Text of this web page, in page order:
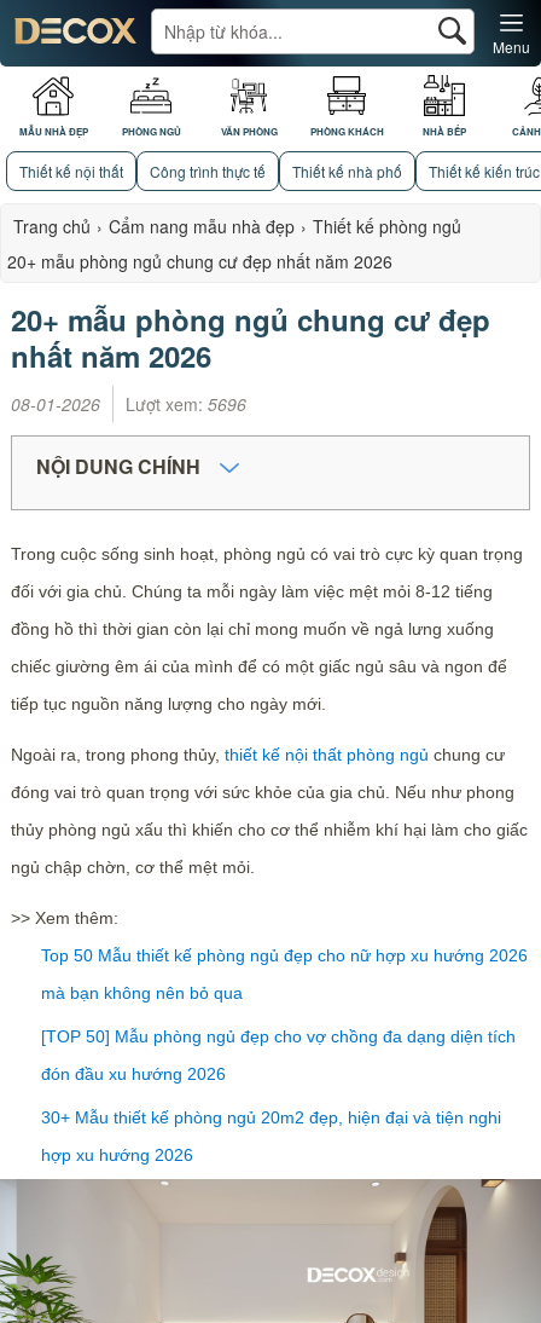
MẪU NHÀ ĐẸP PHÒNG NGỦ VĂN PHÒNG PHÒNG KHÁCH NHÀ BẾP
Menu
Thiết kế nội thất Công trình thực tế Thiết kế nhà phố Thiết kế kiến trúc
Trang chủ › Cẩm nang mẫu nhà đẹp › Thiết kế phòng ngủ
20+ mẫu phòng ngủ chung cư đẹp nhất năm 2026
20+ mẫu phòng ngủ chung cư đẹp
nhất năm 2026
08-01-2026 Lượt xem: 5696
NỘI DUNG CHÍNH
Trong cuộc sống sinh hoạt, phòng ngủ có vai trò cực kỳ quan trọng
đối với gia chủ. Chúng ta mỗi ngày làm việc mệt mỏi 8-12 tiếng
đồng hồ thì thời gian còn lại chỉ mong muốn về ngả lưng xuống
chiếc giường êm ái của mình để có một giấc ngủ sâu và ngon để
tiếp tục nguồn năng lượng cho ngày mới.
Ngoài ra, trong phong thủy, thiết kế nội thất phòng ngủ chung cư
đóng vai trò quan trọng với sức khỏe của gia chủ. Nếu như phong
thủy phòng ngủ xấu thì khiến cho cơ thể nhiễm khí hại làm cho giấc
ngủ chập chờn, cơ thể mệt mỏi.
>> Xem thêm:
Top 50 Mẫu thiết kế phòng ngủ đẹp cho nữ hợp xu hướng 2026
mà bạn không nên bỏ qua
[TOP 50] Mẫu phòng ngủ đẹp cho vợ chồng đa dạng diện tích
đón đầu xu hướng 2026
30+ Mẫu thiết kế phòng ngủ 20m2 đẹp, hiện đại và tiện nghi
hợp xu hướng 2026